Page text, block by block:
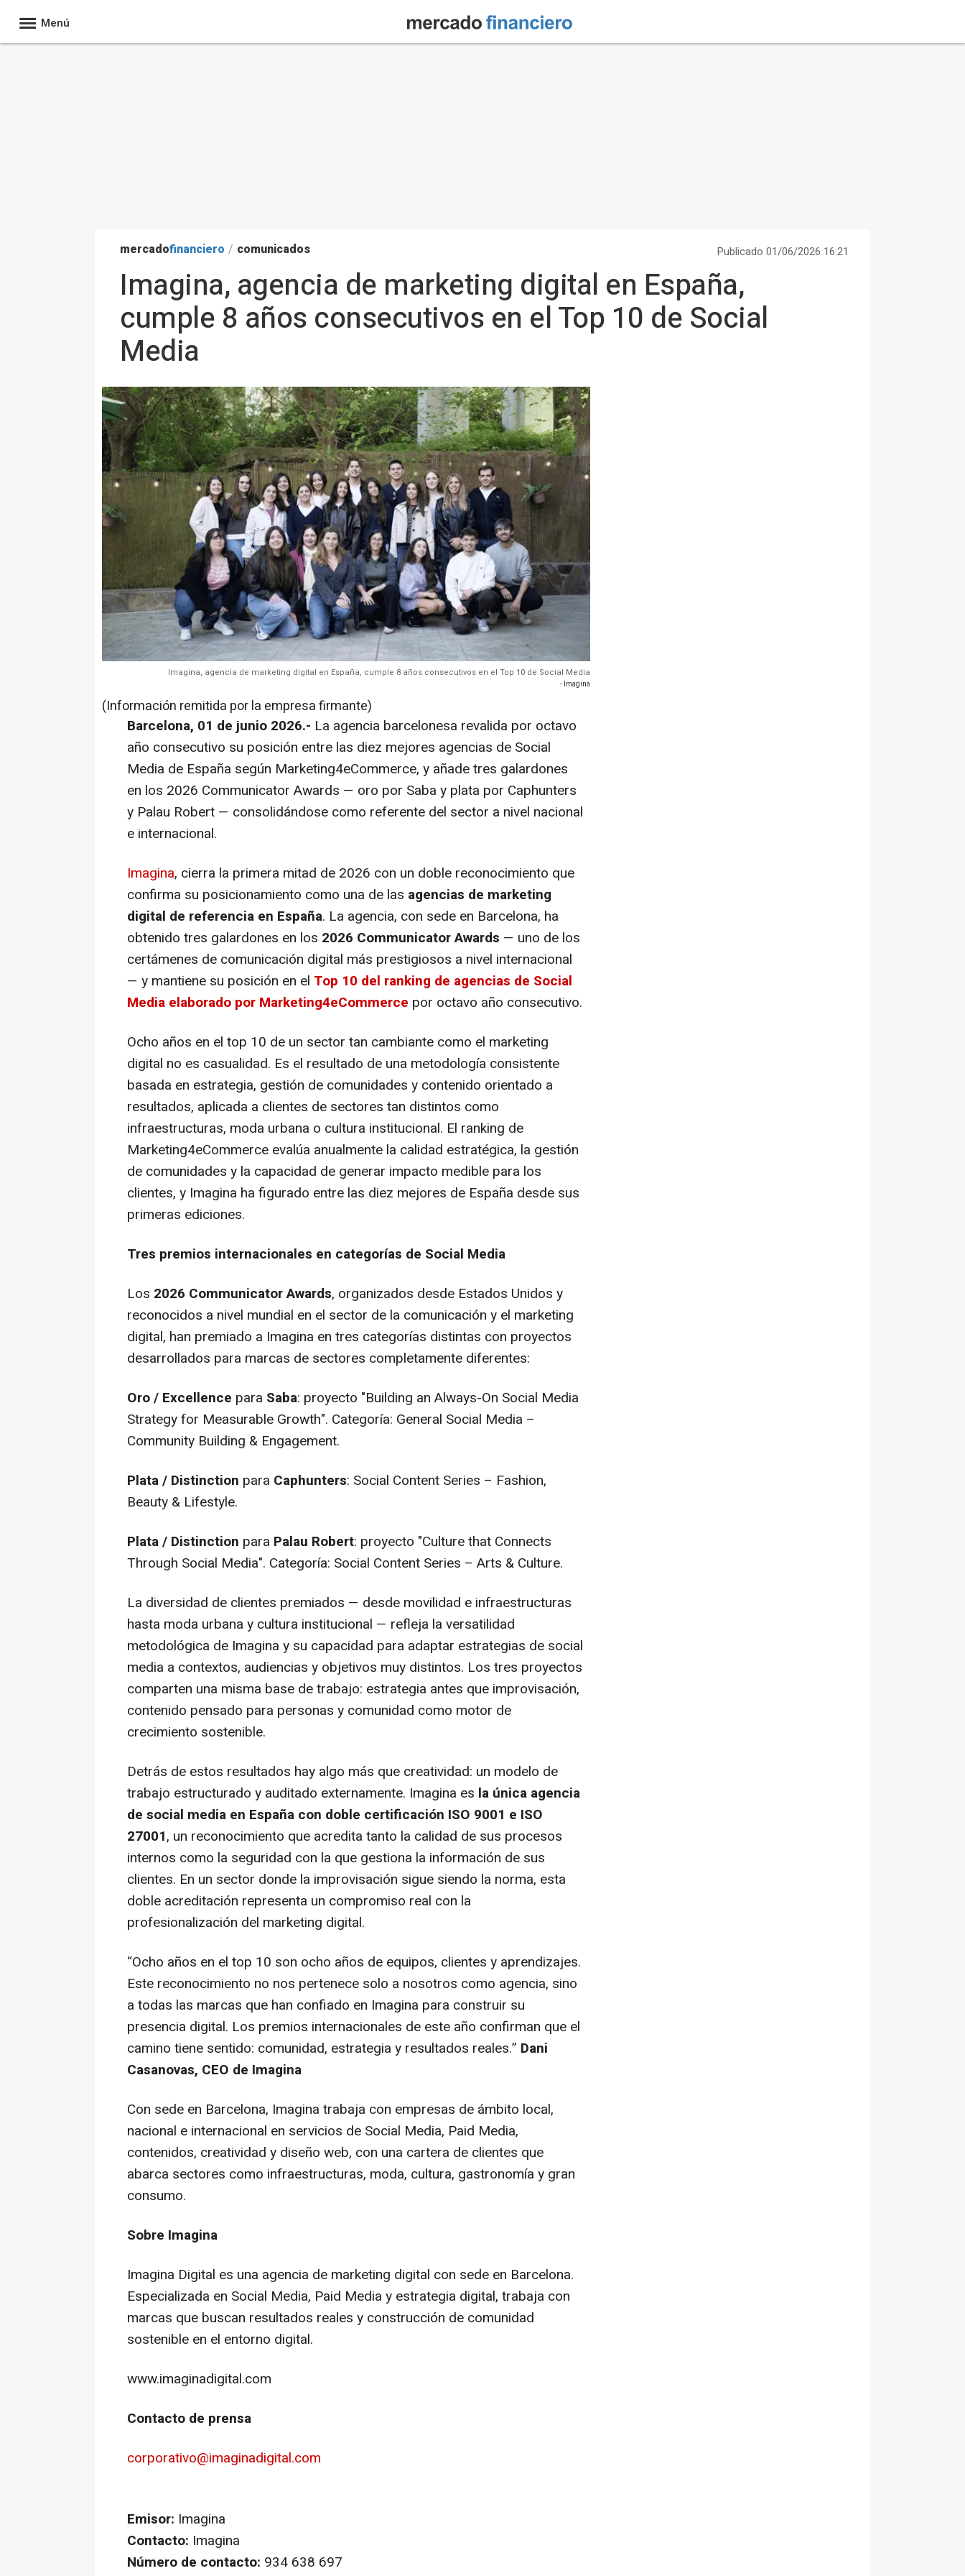
Menú
mercadofinanciero / comunicados Publicado 01/06/2026 16:21
Imagina, agencia de marketing digital en España,
cumple 8 años consecutivos en el Top 10 de Social
Media
Imagina, agencia de marketing digital en España, cumple 8 años consecutivos en el Top 10 de Social Media
- Imagina
(Información remitida por la empresa firmante)
Barcelona, 01 de junio 2026.- La agencia barcelonesa revalida por octavo
año consecutivo su posición entre las diez mejores agencias de Social
Media de España según Marketing4eCommerce, y añade tres galardones
en los 2026 Communicator Awards — oro por Saba y plata por Caphunters
y Palau Robert — consolidándose como referente del sector a nivel nacional
e internacional.
Imagina, cierra la primera mitad de 2026 con un doble reconocimiento que
confirma su posicionamiento como una de las agencias de marketing
digital de referencia en España. La agencia, con sede en Barcelona, ha
obtenido tres galardones en los 2026 Communicator Awards — uno de los
certámenes de comunicación digital más prestigiosos a nivel internacional
— y mantiene su posición en el Top 10 del ranking de agencias de Social
Media elaborado por Marketing4eCommerce por octavo año consecutivo.
Ocho años en el top 10 de un sector tan cambiante como el marketing
digital no es casualidad. Es el resultado de una metodología consistente
basada en estrategia, gestión de comunidades y contenido orientado a
resultados, aplicada a clientes de sectores tan distintos como
infraestructuras, moda urbana o cultura institucional. El ranking de
Marketing4eCommerce evalúa anualmente la calidad estratégica, la gestión
de comunidades y la capacidad de generar impacto medible para los
clientes, y Imagina ha figurado entre las diez mejores de España desde sus
primeras ediciones.
Tres premios internacionales en categorías de Social Media
Los 2026 Communicator Awards, organizados desde Estados Unidos y
reconocidos a nivel mundial en el sector de la comunicación y el marketing
digital, han premiado a Imagina en tres categorías distintas con proyectos
desarrollados para marcas de sectores completamente diferentes:
Oro / Excellence para Saba: proyecto "Building an Always-On Social Media
Strategy for Measurable Growth". Categoría: General Social Media –
Community Building & Engagement.
Plata / Distinction para Caphunters: Social Content Series – Fashion,
Beauty & Lifestyle.
Plata / Distinction para Palau Robert: proyecto "Culture that Connects
Through Social Media". Categoría: Social Content Series – Arts & Culture.
La diversidad de clientes premiados — desde movilidad e infraestructuras
hasta moda urbana y cultura institucional — refleja la versatilidad
metodológica de Imagina y su capacidad para adaptar estrategias de social
media a contextos, audiencias y objetivos muy distintos. Los tres proyectos
comparten una misma base de trabajo: estrategia antes que improvisación,
contenido pensado para personas y comunidad como motor de
crecimiento sostenible.
Detrás de estos resultados hay algo más que creatividad: un modelo de
trabajo estructurado y auditado externamente. Imagina es la única agencia
de social media en España con doble certificación ISO 9001 e ISO
27001, un reconocimiento que acredita tanto la calidad de sus procesos
internos como la seguridad con la que gestiona la información de sus
clientes. En un sector donde la improvisación sigue siendo la norma, esta
doble acreditación representa un compromiso real con la
profesionalización del marketing digital.
“Ocho años en el top 10 son ocho años de equipos, clientes y aprendizajes.
Este reconocimiento no nos pertenece solo a nosotros como agencia, sino
a todas las marcas que han confiado en Imagina para construir su
presencia digital. Los premios internacionales de este año confirman que el
camino tiene sentido: comunidad, estrategia y resultados reales.” Dani
Casanovas, CEO de Imagina
Con sede en Barcelona, Imagina trabaja con empresas de ámbito local,
nacional e internacional en servicios de Social Media, Paid Media,
contenidos, creatividad y diseño web, con una cartera de clientes que
abarca sectores como infraestructuras, moda, cultura, gastronomía y gran
consumo.
Sobre Imagina
Imagina Digital es una agencia de marketing digital con sede en Barcelona.
Especializada en Social Media, Paid Media y estrategia digital, trabaja con
marcas que buscan resultados reales y construcción de comunidad
sostenible en el entorno digital.
www.imaginadigital.com
Contacto de prensa
corporativo@imaginadigital.com
Emisor: Imagina
Contacto: Imagina
Número de contacto: 934 638 697